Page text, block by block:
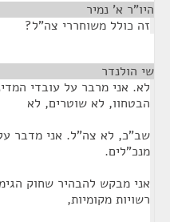
היו"ר א' נמיר
זה כולל משוחררי צה"ל?
שי הולנדר
לא. אני מרבר על עובדי
הבטחוו, לא שוטרים, לא
שב"כ, לא צה"ל. אני מדבר על
מנכ"לים.
אני מבקש להבהיר שחוק
רשויות מקומיות,